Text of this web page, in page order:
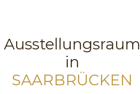
Ausstellungsraum
in
SAARBRÜCKEN